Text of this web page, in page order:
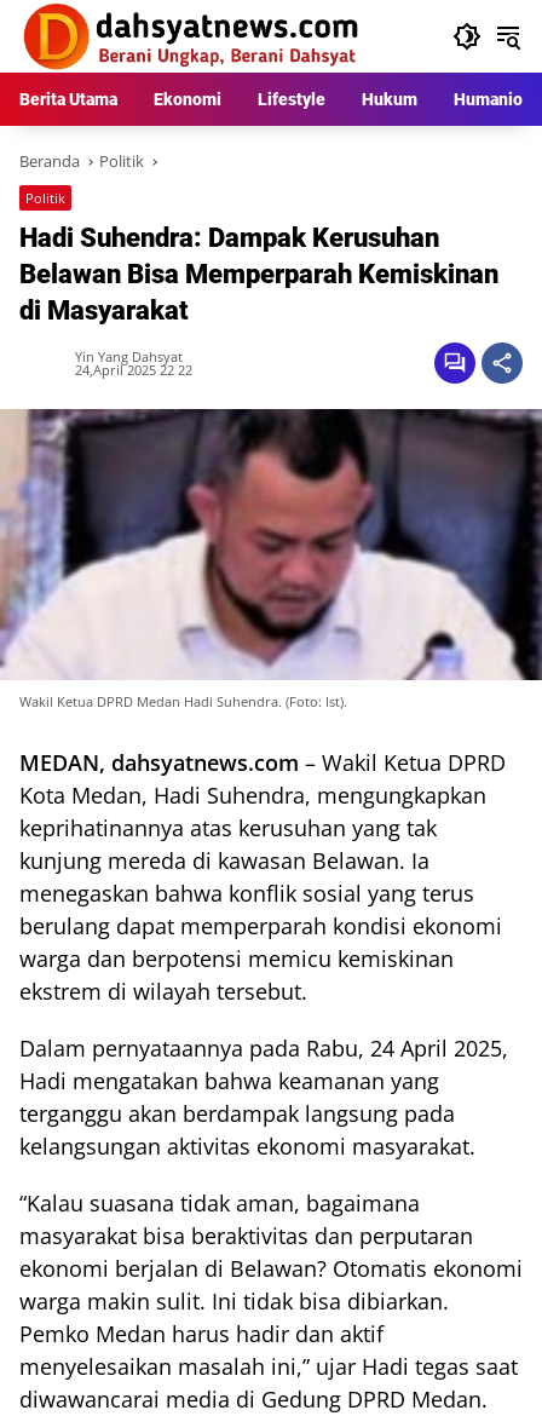
Langsung
konten
Berita Utama Ekonomi Lifestyle Hukum Humaniora
Beranda Politik
Politik
Hadi Suhendra: Dampak Kerusuhan
Belawan Bisa Memperparah Kemiskinan
di Masyarakat
Yin Yang Dahsyat
24,April 2025 22 22
Wakil Ketua DPRD Medan Hadi Suhendra. (Foto: Ist).
MEDAN, dahsyatnews.com – Wakil Ketua DPRD
Kota Medan, Hadi Suhendra, mengungkapkan
keprihatinannya atas kerusuhan yang tak
kunjung mereda di kawasan Belawan. Ia
menegaskan bahwa konflik sosial yang terus
berulang dapat memperparah kondisi ekonomi
warga dan berpotensi memicu kemiskinan
ekstrem di wilayah tersebut.
Dalam pernyataannya pada Rabu, 24 April 2025,
Hadi mengatakan bahwa keamanan yang
terganggu akan berdampak langsung pada
kelangsungan aktivitas ekonomi masyarakat.
“Kalau suasana tidak aman, bagaimana
masyarakat bisa beraktivitas dan perputaran
ekonomi berjalan di Belawan? Otomatis ekonomi
warga makin sulit. Ini tidak bisa dibiarkan.
Pemko Medan harus hadir dan aktif
menyelesaikan masalah ini,” ujar Hadi tegas saat
diwawancarai media di Gedung DPRD Medan.